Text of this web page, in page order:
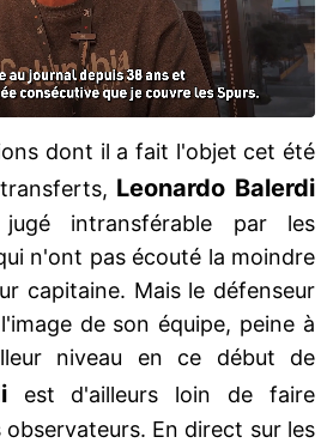
dont il a fait l'objet cet été
Leonardo Balerdi
intransférable par les
n'ont pas écouté la moindre
capitaine. Mais le défenseur
de son équipe, peine à
niveau en ce début de
est d'ailleurs loin de faire
En direct sur les